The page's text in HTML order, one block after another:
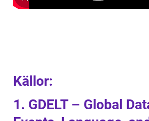
Källor:
1. GDELT – Global